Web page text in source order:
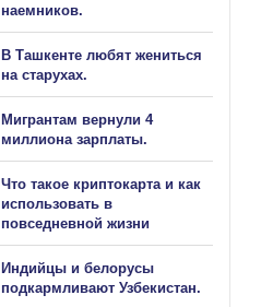
наемников.
В Ташкенте любят жениться
на старухах.
Мигрантам вернули 4
миллиона зарплаты.
Что такое криптокарта и как
использовать в
повседневной жизни
Индийцы и белорусы
подкармливают Узбекистан.